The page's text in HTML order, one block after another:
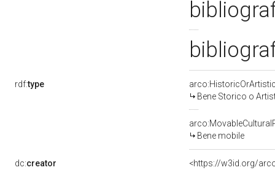
rdf:type
Bene Storico o
Bene mobile
dc:creator
<https://w3id.org/